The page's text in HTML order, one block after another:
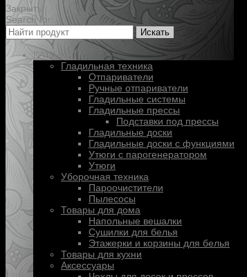
Закрыть
Search for:
Искать
КАТАЛОГ
Гладильная техника
Отпариватели
Ручные отпариватели
Гладильные системы
Гладильные прессы
Подставки под прессы
Гладильные доски
Гладильные доски с функциями
Утюги с парогенератором
Утюги
Уборочная техника
Пароочистители
Пылесосы
Товары для дома
Напольные вешалки
Сушилки для белья
Этажерки и корзины для белья
Товары для кухни
Аксессуары